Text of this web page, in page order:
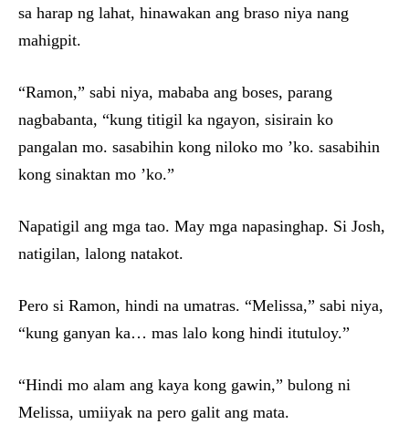
sa harap ng lahat, hinawakan ang braso niya nang
mahigpit.
“Ramon,” sabi niya, mababa ang boses, parang
nagbabanta, “kung titigil ka ngayon, sisirain ko
pangalan mo. sasabihin kong niloko mo ’ko. sasabihin
kong sinaktan mo ’ko.”
Napatigil ang mga tao. May mga napasinghap. Si Josh,
natigilan, lalong natakot.
Pero si Ramon, hindi na umatras. “Melissa,” sabi niya,
“kung ganyan ka… mas lalo kong hindi itutuloy.”
“Hindi mo alam ang kaya kong gawin,” bulong ni
Melissa, umiiyak na pero galit ang mata.